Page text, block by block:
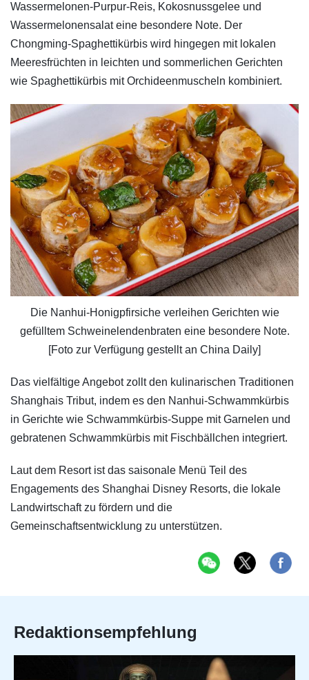
Wassermelonen-Purpur-Reis, Kokosnussgelee und
Wassermelonensalat eine besondere Note. Der
Chongming-Spaghettikürbis wird hingegen mit lokalen
Meeresfrüchten in leichten und sommerlichen Gerichten
wie Spaghettikürbis mit Orchideenmuscheln kombiniert.
Die Nanhui-Honigpfirsiche verleihen Gerichten wie
gefülltem Schweinelendenbraten eine besondere Note.
[Foto zur Verfügung gestellt an China Daily]
Das vielfältige Angebot zollt den kulinarischen Traditionen
Shanghais Tribut, indem es den Nanhui-Schwammkürbis
in Gerichte wie Schwammkürbis-Suppe mit Garnelen und
gebratenen Schwammkürbis mit Fischbällchen integriert.
Laut dem Resort ist das saisonale Menü Teil des
Engagements des Shanghai Disney Resorts, die lokale
Landwirtschaft zu fördern und die
Gemeinschaftsentwicklung zu unterstützen.
Redaktionsempfehlung